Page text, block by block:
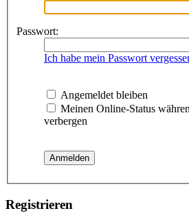
Passwort:
Ich habe mein Passwort
Angemeldet bleiben
Meinen Online-Status
verbergen
Registrieren